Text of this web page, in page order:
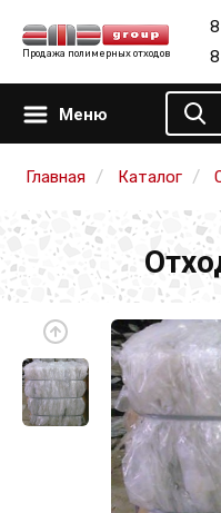
Продажа полимерных отходов
Меню
Главная Каталог